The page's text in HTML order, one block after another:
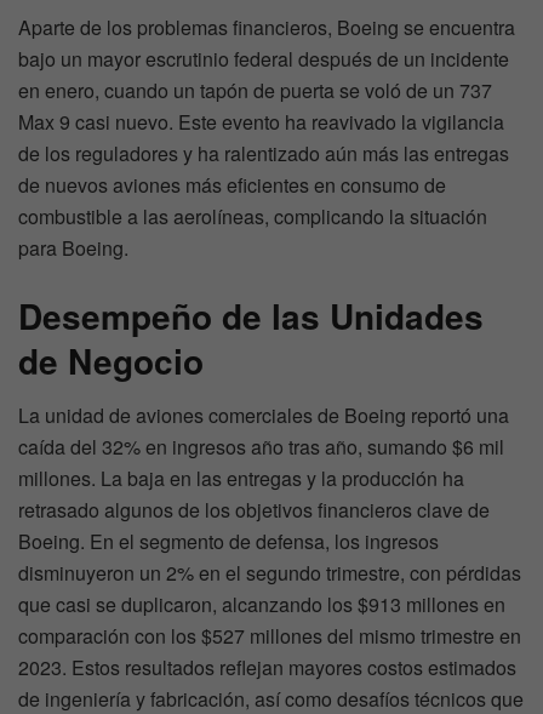
Aparte de los problemas financieros, Boeing se encuentra
bajo un mayor escrutinio federal después de un incidente
en enero, cuando un tapón de puerta se voló de un 737
Max 9 casi nuevo. Este evento ha reavivado la vigilancia
de los reguladores y ha ralentizado aún más las entregas
de nuevos aviones más eficientes en consumo de
combustible a las aerolíneas, complicando la situación
para Boeing.
Desempeño de las Unidades
de Negocio
La unidad de aviones comerciales de Boeing reportó una
caída del 32% en ingresos año tras año, sumando $6 mil
millones. La baja en las entregas y la producción ha
retrasado algunos de los objetivos financieros clave de
Boeing. En el segmento de defensa, los ingresos
disminuyeron un 2% en el segundo trimestre, con pérdidas
que casi se duplicaron, alcanzando los $913 millones en
comparación con los $527 millones del mismo trimestre en
2023. Estos resultados reflejan mayores costos estimados
de ingeniería y fabricación, así como desafíos técnicos que